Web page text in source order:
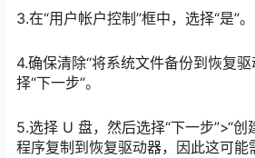
3.在“用户帐户控制”框中，选择“是”。
4.确保清除“将系统文件备份到恢复
择“下一步”。
5.选择 U 盘，然后选择“下一步”>“创
程序复制到恢复驱动器，因此这可能